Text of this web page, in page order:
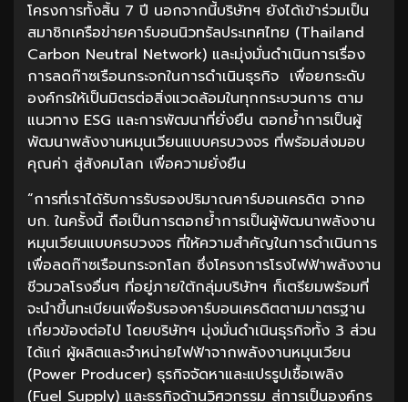
โครงการทั้งสิ้น 7 ปี นอกจากนี้บริษัทฯ ยังได้เข้าร่วมเป็น
สมาชิกเครือข่ายคาร์บอนนิวทรัลประเทศไทย (Thailand
Carbon Neutral Network) และมุ่งมั่นดำเนินการเรื่อง
การลดก๊าซเรือนกระจกในการดำเนินธุรกิจ เพื่อยกระดับ
องค์กรให้เป็นมิตรต่อสิ่งแวดล้อมในทุกกระบวนการ ตาม
แนวทาง ESG และการพัฒนาที่ยั่งยืน ตอกย้ำการเป็นผู้
พัฒนาพลังงานหมุนเวียนแบบครบวงจร ที่พร้อมส่งมอบ
คุณค่า สู่สังคมโลก เพื่อความยั่งยืน
“การที่เราได้รับการรับรองปริมาณคาร์บอนเครดิต จากอ
บก. ในครั้งนี้ ถือเป็นการตอกย้ำการเป็นผู้พัฒนาพลังงาน
หมุนเวียนแบบครบวงจร ที่ให้ความสำคัญในการดำเนินการ
เพื่อลดก๊าซเรือนกระจกโลก ซึ่งโครงการโรงไฟฟ้าพลังงาน
ชีวมวลโรงอื่นๆ ที่อยู่ภายใต้กลุ่มบริษัทฯ ก็เตรียมพร้อมที่
จะนำขึ้นทะเบียนเพื่อรับรองคาร์บอนเครดิตตามมาตรฐาน
เกี่ยวข้องต่อไป โดยบริษัทฯ มุ่งมั่นดำเนินธุรกิจทั้ง 3 ส่วน
ได้แก่ ผู้ผลิตและจำหน่ายไฟฟ้าจากพลังงานหมุนเวียน
(Power Producer) ธุรกิจจัดหาและแปรรูปเชื้อเพลิง
(Fuel Supply) และธุรกิจด้านวิศวกรรม สู่การเป็นองค์กร